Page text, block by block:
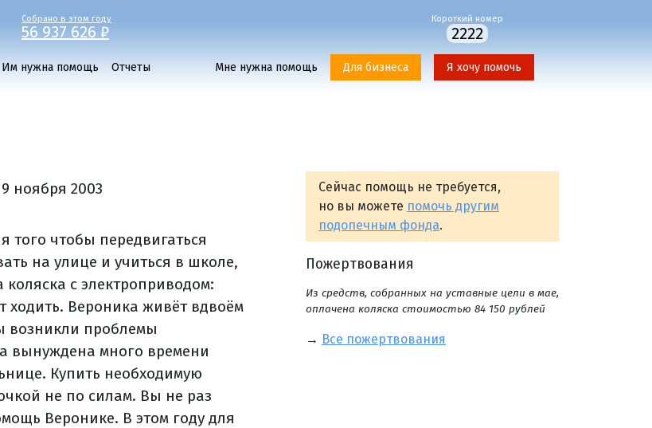
Собрано в этом году
56 937 626 ₽
Короткий номер
2222
Им нужна помощь Отчеты Мне нужна помощь Для бизнеса Я хочу помочь
ноября 2003
того чтобы передвигаться
на улице и учиться в школе,
с электроприводом:
ходить. Вероника живёт вдвоём
возникли проблемы
вынуждена много времени
Купить необходимую
не по силам. Вы не раз
Веронике. В этом году для
Сейчас помощь не требуется,
но вы можете помочь другим
подопечным фонда.
Пожертвования
Из средств, собранных на уставные цели в мае,
оплачена коляска стоимостью 84 150 рублей
→ Все пожертвования